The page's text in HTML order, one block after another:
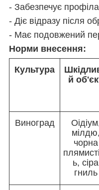
- Забезпечує
- Діє відразу після
- Має подовжений
Норми внесення:
Культура
й
Виноград
мілдю,
чорна
ь, сіра
гниль